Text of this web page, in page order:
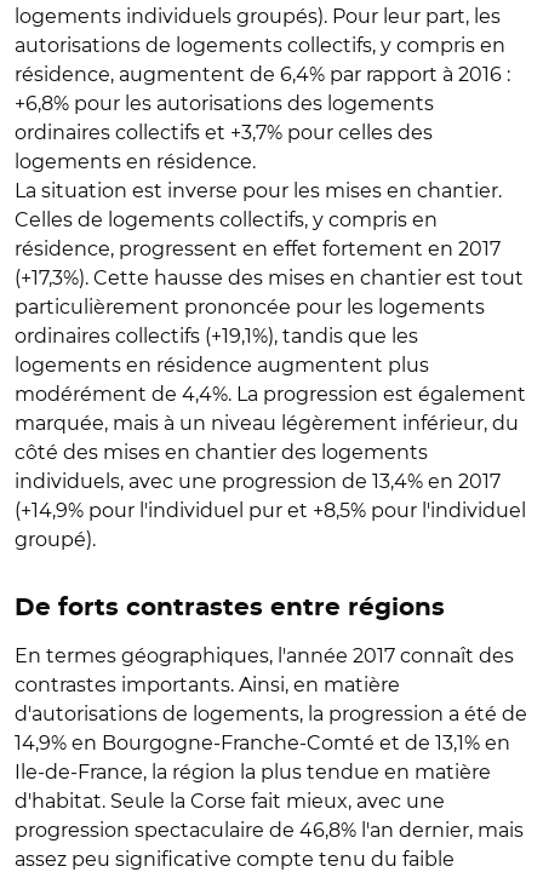
logements individuels groupés). Pour leur part, les
autorisations de logements collectifs, y compris en
résidence, augmentent de 6,4% par rapport à 2016 :
+6,8% pour les autorisations des logements
ordinaires collectifs et +3,7% pour celles des
logements en résidence.
La situation est inverse pour les mises en chantier.
Celles de logements collectifs, y compris en
résidence, progressent en effet fortement en 2017
(+17,3%). Cette hausse des mises en chantier est tout
particulièrement prononcée pour les logements
ordinaires collectifs (+19,1%), tandis que les
logements en résidence augmentent plus
modérément de 4,4%. La progression est également
marquée, mais à un niveau légèrement inférieur, du
côté des mises en chantier des logements
individuels, avec une progression de 13,4% en 2017
(+14,9% pour l'individuel pur et +8,5% pour l'individuel
groupé).
De forts contrastes entre régions
En termes géographiques, l'année 2017 connaît des
contrastes importants. Ainsi, en matière
d'autorisations de logements, la progression a été de
14,9% en Bourgogne-Franche-Comté et de 13,1% en
Ile-de-France, la région la plus tendue en matière
d'habitat. Seule la Corse fait mieux, avec une
progression spectaculaire de 46,8% l'an dernier, mais
assez peu significative compte tenu du faible